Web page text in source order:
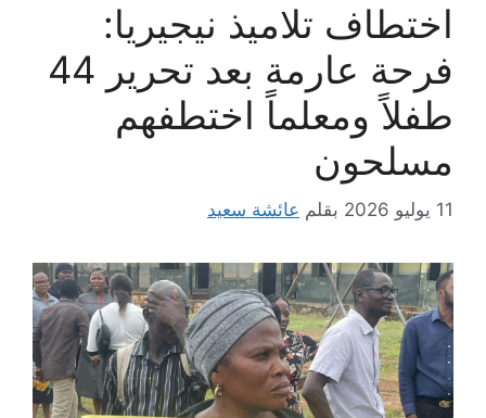
اختطاف تلاميذ نيجيريا:
فرحة عارمة بعد تحرير 44
طفلاً ومعلماً اختطفهم
مسلحون
11 يوليو 2026 بقلم عائشة سعيد